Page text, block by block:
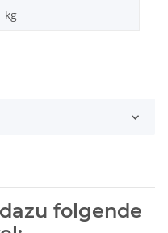
kg
folgende